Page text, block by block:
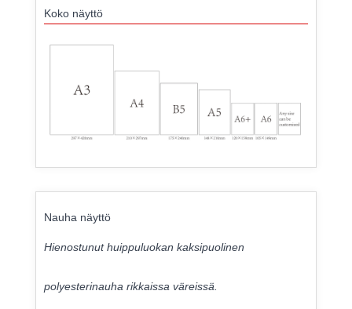
Koko näyttö
Nauha näyttö
Hienostunut huippuluokan kaksipuolinen
polyesterinauha rikkaissa väreissä.